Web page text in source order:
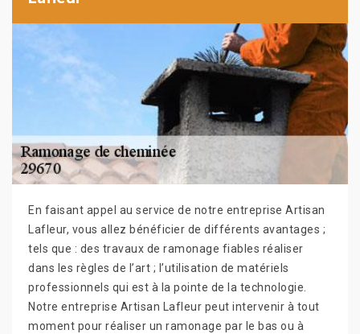
En faisant appel au service de notre entreprise Artisan
Lafleur, vous allez bénéficier de différents avantages ;
tels que : des travaux de ramonage fiables réaliser
dans les règles de l’art ; l’utilisation de matériels
professionnels qui est à la pointe de la technologie.
Notre entreprise Artisan Lafleur peut intervenir à tout
moment pour réaliser un ramonage par le bas ou à